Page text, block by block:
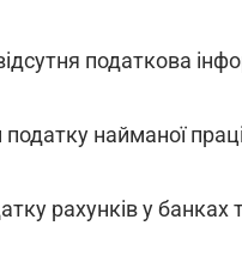
податкова
найманої праці
рахунків у банках